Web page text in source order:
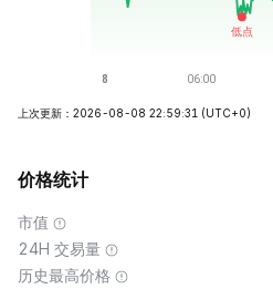
上次更新：2026-08-08 22:59:31 (UTC+0)
价格统计
市值
24H 交易量
历史最高价格